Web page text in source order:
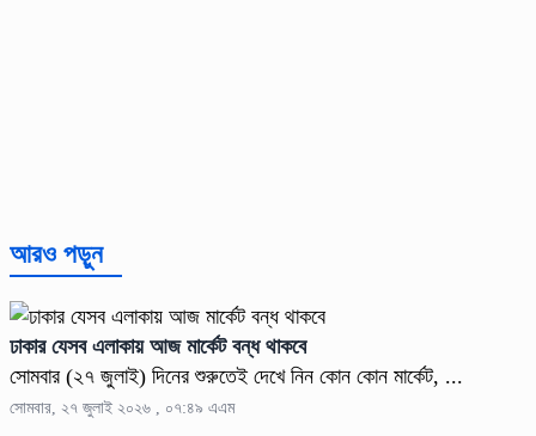
আরও পড়ুন
ঢাকার যেসব এলাকায় আজ মার্কেট বন্ধ থাকবে
সোমবার (২৭ জুলাই) দিনের শুরুতেই দেখে নিন কোন কোন মার্কেট, ...
সোমবার, ২৭ জুলাই ২০২৬ , ০৭:৪৯ এএম